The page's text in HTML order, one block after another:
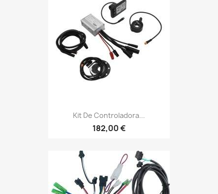
Kit De Controladora...
182,00 €